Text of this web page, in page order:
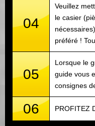
04
Veuillez
le casier
préféré !
05
Lorsque le
guide vous
consignes
06 PROFITEZ